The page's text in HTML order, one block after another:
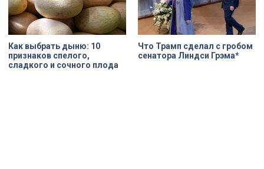
Как выбрать дыню: 10
признаков спелого,
сладкого и сочного плода
Что Трамп сделал с гробом
сенатора Линдси Грэма*